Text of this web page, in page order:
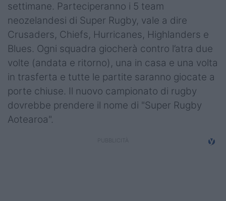
settimane. Parteciperanno i 5 team
neozelandesi di Super Rugby, vale a dire
Crusaders, Chiefs, Hurricanes, Highlanders e
Blues. Ogni squadra giocherà contro l’atra due
volte (andata e ritorno), una in casa e una volta
in trasferta e tutte le partite saranno giocate a
porte chiuse. Il nuovo campionato di rugby
dovrebbe prendere il nome di "Super Rugby
Aotearoa".